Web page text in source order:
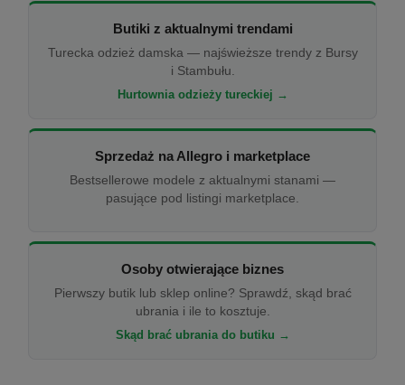
Butiki z aktualnymi trendami
Turecka odzież damska — najświeższe trendy z Bursy
i Stambułu.
Hurtownia odzieży tureckiej →
Sprzedaż na Allegro i marketplace
Bestsellerowe modele z aktualnymi stanami —
pasujące pod listingi marketplace.
Osoby otwierające biznes
Pierwszy butik lub sklep online? Sprawdź, skąd brać
ubrania i ile to kosztuje.
Skąd brać ubrania do butiku →